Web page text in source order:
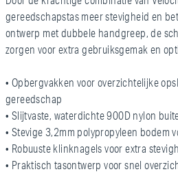
gereedschapstas meer stevigheid en
ontwerp met dubbele handgreep, de
zorgen voor extra gebruiksgemak en
• Opbergvakken voor overzichtelijke
gereedschap
• Slijtvaste, waterdichte 900D nylon
• Stevige 3,2mm polypropyleen bodem
• Robuuste klinknagels voor extra
• Praktisch tasontwerp voor snel